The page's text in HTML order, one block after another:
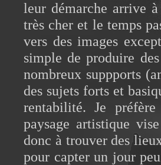
leur démarche arrive
très cher et le temps
vers des images
simple de produire
nombreux suppports
des sujets forts et
rentabilité. Je
paysage artistique
donc à trouver des
pour capter un jour